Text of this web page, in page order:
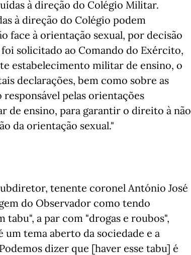
à direção do Colégio Militar.
à direção do Colégio podem
face à orientação sexual, por decisão
solicitado ao Comando do Exército,
estabelecimento militar de ensino, o
declarações, bem como sobre as
pelas orientações
de ensino, para garantir o direito à não
da orientação sexual."
tenente coronel António José
do Observador como tendo
tabu", a par com "drogas e roubos",
um tema aberto da sociedade e a
dizer que [haver esse tabu] é